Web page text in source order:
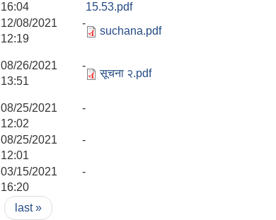
16:04
15.53.pdf
12/08/2021 -
12:19
suchana.pdf
08/26/2021 -
13:51
सूचना २.pdf
08/25/2021 -
12:02
08/25/2021 -
12:01
03/15/2021 -
16:20
last »